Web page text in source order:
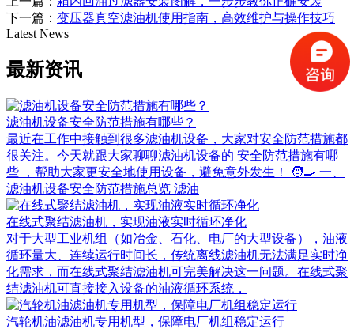
下一篇： 变压器真空滤油机使用指南，高效维护与操作技巧
Latest News
最新资讯
滤油机设备安全防范措施有哪些？
最近在工作中接触到很多滤油机设备，大家对安全防范措施都
很关注。今天就跟大家聊聊滤油机设备的 安全防范措施有哪
些 ，帮助大家更安全地使用设备，避免意外发生！ 🧑‍🍳 一、
滤油机设备安全防范措施总览 滤油
在线式聚结滤油机，实现油液实时循环净化
对于大型工业机组（如冶金、石化、电厂的大型设备），油液
循环量大、连续运行时间长，传统离线滤油机无法满足实时净
化需求，而在线式聚结滤油机可完美解决这一问题。在线式聚
结滤油机可直接接入设备的油液循环系统，
汽轮机油滤油机专用机型，保障电厂机组稳定运行